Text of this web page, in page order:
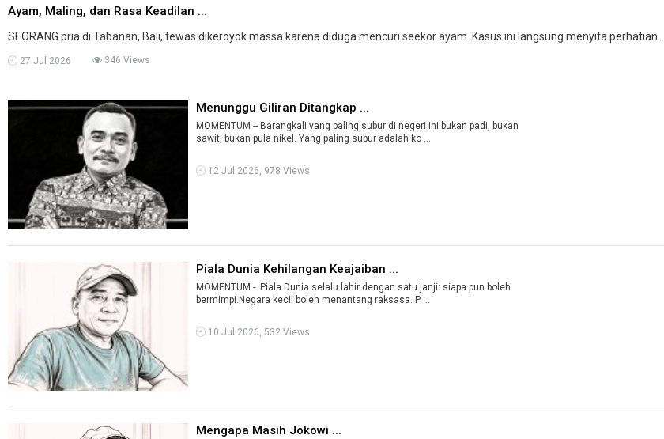
Ayam, Maling, dan Rasa Keadilan ...
SEORANG pria di Tabanan, Bali, tewas dikeroyok massa karena diduga mencuri seekor ayam. Kasus ini langsung menyita perhatian. ...
27 Jul 2026 346 Views
Menunggu Giliran Ditangkap ...
MOMENTUM -- Barangkali yang paling subur di negeri ini bukan padi, bukan
sawit, bukan pula nikel. Yang paling subur adalah ko ...
12 Jul 2026, 978 Views
Piala Dunia Kehilangan Keajaiban ...
MOMENTUM - Piala Dunia selalu lahir dengan satu janji: siapa pun boleh
bermimpi.Negara kecil boleh menantang raksasa. P ...
10 Jul 2026, 532 Views
Mengapa Masih Jokowi ...